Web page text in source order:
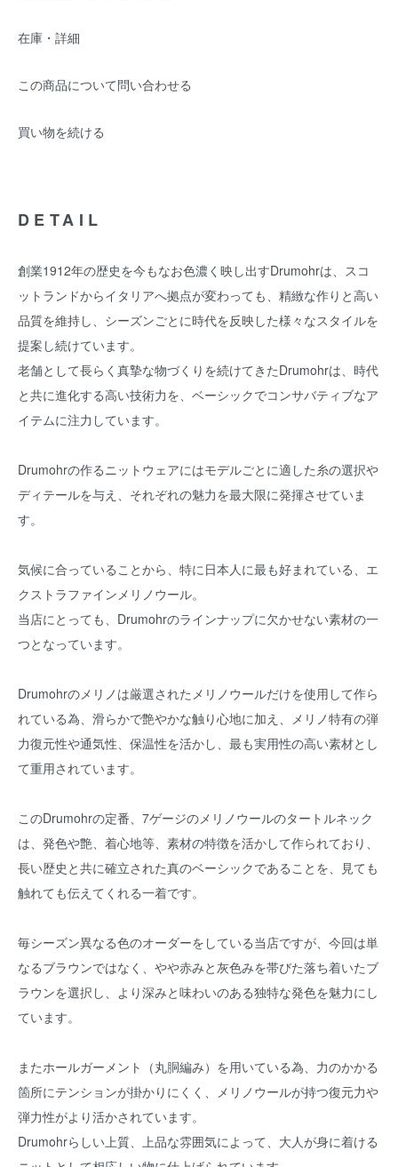
在庫・詳細
この商品について問い合わせる
買い物を続ける
DETAIL
創業1912年の歴史を今もなお色濃く映し出すDrumohrは、スコ
ットランドからイタリアへ拠点が変わっても、精緻な作りと高い
品質を維持し、シーズンごとに時代を反映した様々なスタイルを
提案し続けています。
老舗として長らく真摯な物づくりを続けてきたDrumohrは、時代
と共に進化する高い技術力を、ベーシックでコンサバティブなア
イテムに注力しています。
Drumohrの作るニットウェアにはモデルごとに適した糸の選択や
ディテールを与え、それぞれの魅力を最大限に発揮させていま
す。
気候に合っていることから、特に日本人に最も好まれている、エ
クストラファインメリノウール。
当店にとっても、Drumohrのラインナップに欠かせない素材の一
つとなっています。
Drumohrのメリノは厳選されたメリノウールだけを使用して作ら
れている為、滑らかで艶やかな触り心地に加え、メリノ特有の弾
力復元性や通気性、保温性を活かし、最も実用性の高い素材とし
て重用されています。
このDrumohrの定番、7ゲージのメリノウールのタートルネック
は、発色や艶、着心地等、素材の特徴を活かして作られており、
長い歴史と共に確立された真のベーシックであることを、見ても
触れても伝えてくれる一着です。
毎シーズン異なる色のオーダーをしている当店ですが、今回は単
なるブラウンではなく、やや赤みと灰色みを帯びた落ち着いたブ
ラウンを選択し、より深みと味わいのある独特な発色を魅力にし
ています。
またホールガーメント（丸胴編み）を用いている為、力のかかる
箇所にテンションが掛かりにくく、メリノウールが持つ復元力や
弾力性がより活かされています。
Drumohrらしい上質、上品な雰囲気によって、大人が身に着ける